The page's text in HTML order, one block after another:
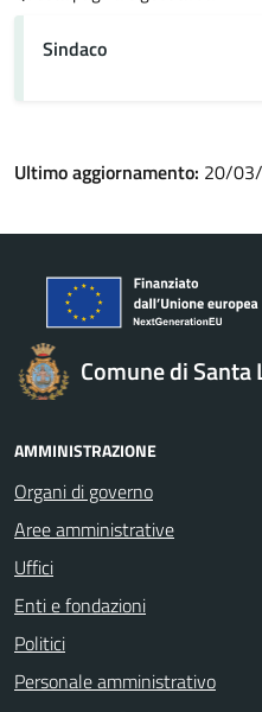
Sindaco
Ultimo aggiornamento: 20/
Comune di Santa
AMMINISTRAZIONE
Organi di governo
Aree amministrative
Uffici
Enti e fondazioni
Politici
Personale amministrativo